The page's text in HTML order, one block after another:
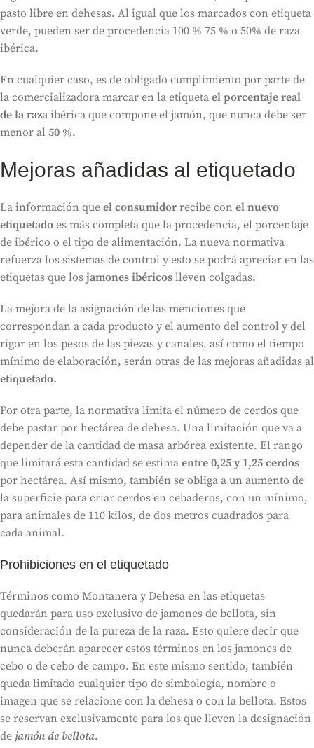
pasto libre en dehesas. Al igual que los marcados con etiqueta
verde, pueden ser de procedencia 100 % 75 % o 50% de raza
ibérica.
En cualquier caso, es de obligado cumplimiento por parte de
la comercializadora marcar en la etiqueta el porcentaje real
de la raza ibérica que compone el jamón, que nunca debe ser
menor al 50 %.
Mejoras añadidas al etiquetado
La información que el consumidor recibe con el nuevo
etiquetado es más completa que la procedencia, el porcentaje
de ibérico o el tipo de alimentación. La nueva normativa
refuerza los sistemas de control y esto se podrá apreciar en las
etiquetas que los jamones ibéricos lleven colgadas.
La mejora de la asignación de las menciones que
correspondan a cada producto y el aumento del control y del
rigor en los pesos de las piezas y canales, así como el tiempo
mínimo de elaboración, serán otras de las mejoras añadidas al
etiquetado.
Por otra parte, la normativa limita el número de cerdos que
debe pastar por hectárea de dehesa. Una limitación que va a
depender de la cantidad de masa arbórea existente. El rango
que limitará esta cantidad se estima entre 0,25 y 1,25 cerdos
por hectárea. Así mismo, también se obliga a un aumento de
la superficie para criar cerdos en cebaderos, con un mínimo,
para animales de 110 kilos, de dos metros cuadrados para
cada animal.
Prohibiciones en el etiquetado
Términos como Montanera y Dehesa en las etiquetas
quedarán para uso exclusivo de jamones de bellota, sin
consideración de la pureza de la raza. Esto quiere decir que
nunca deberán aparecer estos términos en los jamones de
cebo o de cebo de campo. En este mismo sentido, también
queda limitado cualquier tipo de simbología, nombre o
imagen que se relacione con la dehesa o con la bellota. Estos
se reservan exclusivamente para los que lleven la designación
de jamón de bellota.